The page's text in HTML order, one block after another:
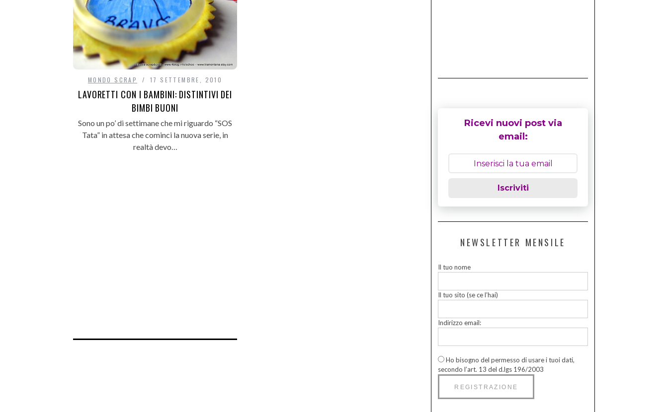
MONDO SCRAP 17 SETTEMBRE, 2010
LAVORETTI CON I BAMBINI: DISTINTIVI DEI
BIMBI BUONI
Sono un po’ di settimane che mi riguardo “SOS
Tata” in attesa che cominci la nuova serie, in
realtà devo…
Ricevi nuovi post via
email:
Iscriviti
NEWSLETTER MENSILE
Il tuo nome
Il tuo sito (se ce l’hai)
Indirizzo email:
Ho bisogno del permesso di usare i tuoi dati,
secondo l’art. 13 del d.lgs 196/2003